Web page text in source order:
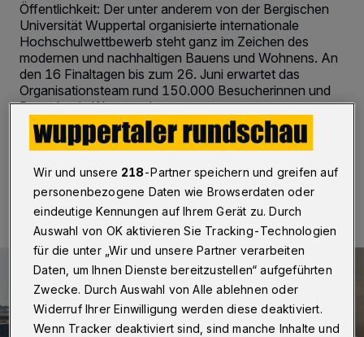
Öffentlichkeit: Der unter anderem von der Bergischen
Universität Wuppertal organisierte internationale
Hochschulwettbewerb steht ganz im Zeichen des
modernen und nachhaltigen Bauens und Wohnens. An
den 16 Finaltagen bis zum 26. Juni erwartet das
Organisationsteam rund 150.000 Besucherinnen und
Besucher in Wuppertal.
10.06.2021 , 07:00 Uhr 2 Minuten Lesezeit
Wir und unsere 218-Partner speichern und greifen auf
personenbezogene Daten wie Browserdaten oder
eindeutige Kennungen auf Ihrem Gerät zu. Durch
Auswahl von OK aktivieren Sie Tracking-Technologien
für die unter „Wir und unsere Partner verarbeiten
Daten, um Ihnen Dienste bereitzustellen“ aufgeführten
Zwecke. Durch Auswahl von Alle ablehnen oder
Widerruf Ihrer Einwilligung werden diese deaktiviert.
Wenn Tracker deaktiviert sind, sind manche Inhalte und